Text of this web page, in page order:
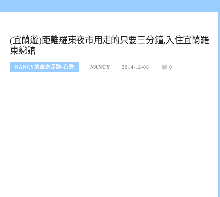
(宜蘭遊)距離羅東夜市用走的只要三分鐘,入住宜蘭羅
東戀館
NANCY的旅遊足跡-台灣 NANCY 2014-12-08 0